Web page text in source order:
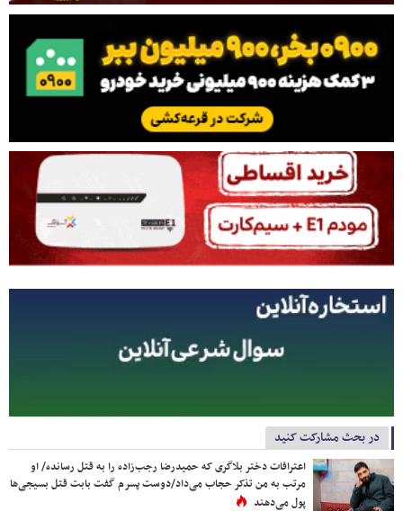
در بحث مشارکت کنید
اعترافات دختر بلاگری که حمیدرضا رجب‌زاده را به قتل رسانده/ او
مرتب به من تذکر حجاب می‌داد/دوست پسرم گفت بابت قتل بسیجی‌ها
پول می‌دهند